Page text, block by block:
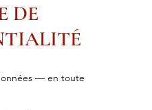
DE
— en toute